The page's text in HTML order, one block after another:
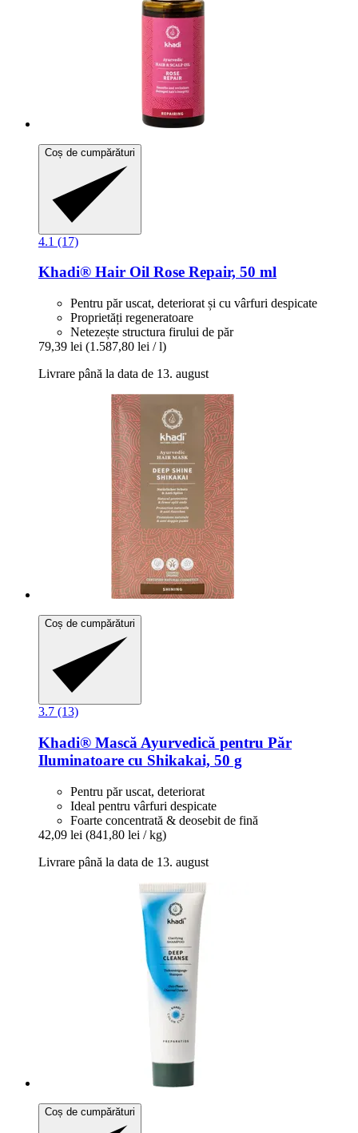
Coș de cumpărături
4.1 (17)
Khadi® Hair Oil Rose Repair, 50 ml
Pentru păr uscat, deteriorat și cu vârfuri despicate
Proprietăți regeneratoare
Netezește structura firului de păr
79,39 lei (1.587,80 lei / l)
Livrare până la data de 13. august
Coș de cumpărături
3.7 (13)
Khadi® Mască Ayurvedică pentru Păr
Iluminatoare cu Shikakai, 50 g
Pentru păr uscat, deteriorat
Ideal pentru vârfuri despicate
Foarte concentrată & deosebit de fină
42,09 lei (841,80 lei / kg)
Livrare până la data de 13. august
Coș de cumpărături